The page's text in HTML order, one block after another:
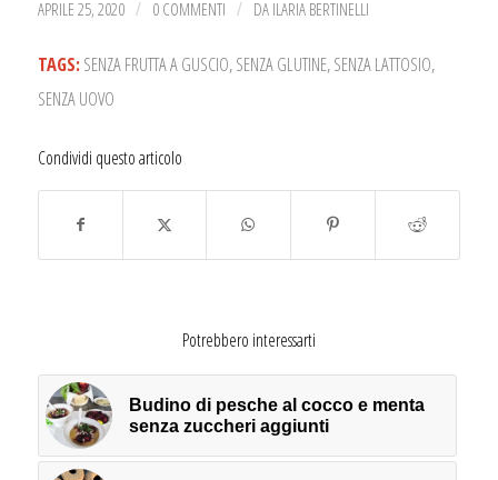
APRILE 25, 2020 / 0 COMMENTI / DA ILARIA BERTINELLI
TAGS:SENZA FRUTTA A GUSCIO,SENZA GLUTINE,SENZA LATTOSIO,
SENZA UOVO
Condividi questo articolo
Potrebbero interessarti
Budino di pesche al cocco e menta
senza zuccheri aggiunti